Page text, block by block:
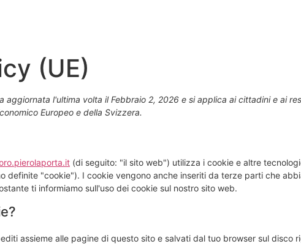
(UE)
aggiornata l'ultima volta il Febbraio 2, 2026 e si applica ai cittadini e ai
Europeo e della Svizzera.
(di seguito: "il sito web") utilizza i cookie e altre
definite "cookie"). I cookie vengono anche inseriti da terze parti che
ti informiamo sull'uso dei cookie sul nostro sito web.
assieme alle pagine di questo sito e salvati dal tuo browser sul disco